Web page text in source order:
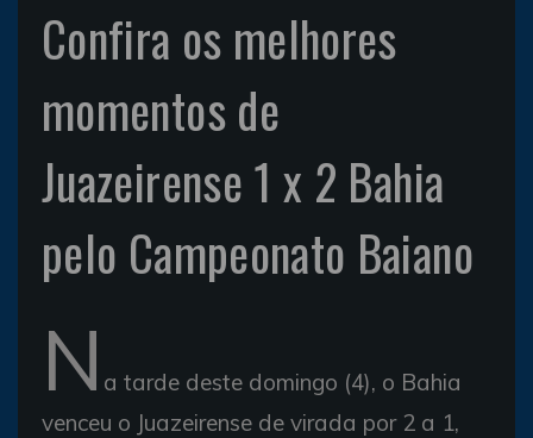
Confira os melhores
momentos de
Juazeirense 1 x 2 Bahia
pelo Campeonato Baiano
N a tarde deste domingo (4), o Bahia
venceu o Juazeirense de virada por 2 a 1,